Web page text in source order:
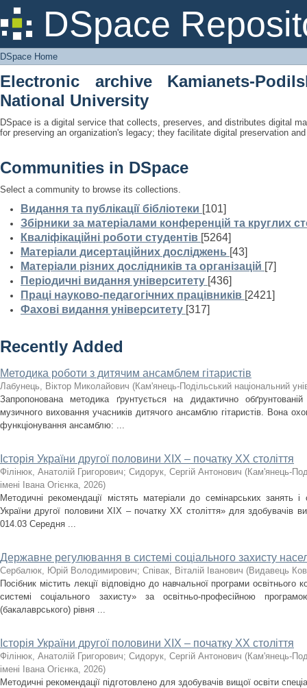
DSpace
DSpace Home
DSpace Home
Electronic archive Kamianets-
National University
DSpace is a digital service that collects, preserves, and distributes digital
for preserving an organization's legacy; they facilitate digital preservation
Communities in DSpace
Select a community to browse its collections.
Видання та публікації бібліотеки [101]
Збірники за матеріалами конференцій та круглих
Кваліфікаційні роботи студентів [5264]
Матеріали дисертаційних досліджень [43]
Матеріали різних дослідників та організацій [7]
Періодичні видання університету [436]
Праці науково-педагогічних працівників [2421]
Фахові видання університету [317]
Recently Added
Методика роботи з дитячим ансамблем гітаристів
Лабунець, Віктор Миколайович (Кам'янець-Подільський національний
Запропонована методика ґрунтується на дидактично
музичного виховання учасників дитячого ансамблю гітаристів. Вона
функціонування ансамблю: ...
Історія України другої половини XIX – початку ХХ століття
Філінюк, Анатолій Григорович; Сидорук, Сергій Антонович (Кам'янець-
імені Івана Огієнка, 2026)
Методичні рекомендації містять матеріали до семінарських занять і
України другої половини ХІХ – початку ХХ століття» для здобувачів
014.03 Середня ...
Державне регулювання в системі соціального захисту
Сербалюк, Юрій Володимирович; Співак, Віталій Іванович (Видавець
Посібник містить лекції відповідно до навчальної програми
системі соціального захисту» за освітньо-професійною
(бакалаврського) рівня ...
Історія України другої половини XIX – початку ХХ століття
Філінюк, Анатолій Григорович; Сидорук, Сергій Антонович (Кам'янець-
імені Івана Огієнка, 2026)
Методичні рекомендації підготовлено для здобувачів вищої освіти